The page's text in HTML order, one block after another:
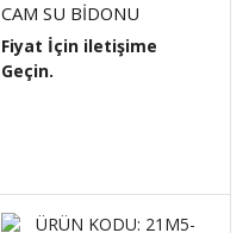
CAM SU BİDONU
Fiyat İçin iletişime
Geçin.